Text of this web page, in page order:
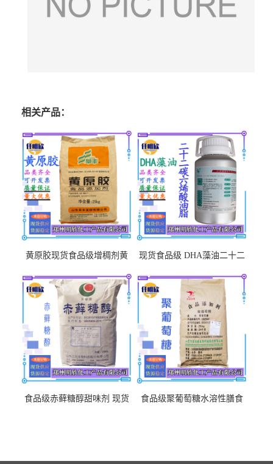
相关产品：
黄原胶现货食品级增稠剂黄
中轩黄原胶
现货食品级 DHA藻油二十二
惠DHA藻油
食品级赤藓糖醇甜味剂 现货
食品级聚葡萄糖水溶性膳食